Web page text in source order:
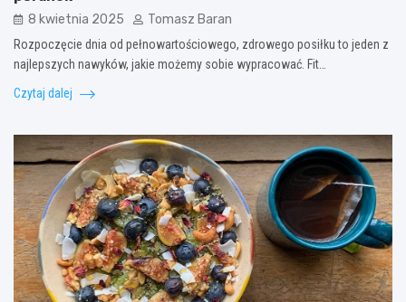
8 kwietnia 2025 Tomasz Baran
Rozpoczęcie dnia od pełnowartościowego, zdrowego posiłku to jeden z
najlepszych nawyków, jakie możemy sobie wypracować. Fit…
Czytaj dalej